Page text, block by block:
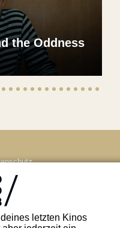
letzten Kinos
the Oddness